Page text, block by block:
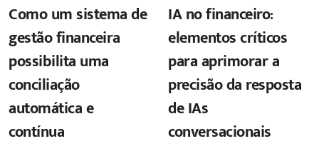
Como um sistema de
gestão financeira
possibilita uma
conciliação
automática e
contínua
IA no financeiro:
elementos críticos
para aprimorar a
precisão da resposta
de IAs
conversacionais